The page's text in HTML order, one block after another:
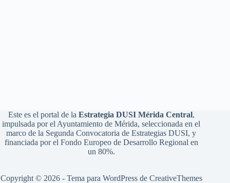
Este es el portal de la Estrategia DUSI Mérida Central,
impulsada por el Ayuntamiento de Mérida, seleccionada en el
marco de la Segunda Convocatoria de Estrategias DUSI, y
financiada por el Fondo Europeo de Desarrollo Regional en
un 80%.
Copyright © 2026 - Tema para WordPress de CreativeThemes